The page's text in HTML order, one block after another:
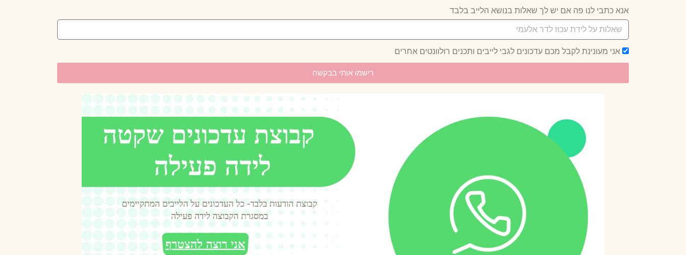
אנא כתבי לנו פה אם יש לך שאלות בנושא הלייב בלבד
אני מעונינת לקבל מכם עדכונים לגבי לייבים ותכנים רולוונטים אחרים
רישמו אותי בבקשה